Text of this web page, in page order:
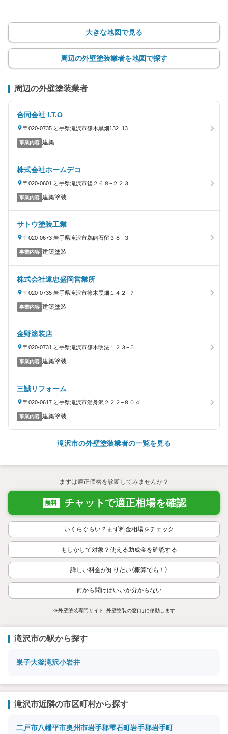
大きな地図で見る
周辺の外壁塗装業者を地図で探す
周辺の外壁塗装業者
合同会社 I.T.O
〒020-0735 岩手県滝沢市篠木黒畑132ｰ13
事業内容 建築
株式会社ホームデコ
〒020-0601 岩手県滝沢市後２６８−２２３
事業内容 建築塗装
サトウ塗装工業
〒020-0673 岩手県滝沢市鵜飼石留３８−３
事業内容 建築塗装
株式会社遠忠盛岡営業所
〒020-0735 岩手県滝沢市篠木黒畑１４２−７
事業内容 建築塗装
金野塗装店
〒020-0731 岩手県滝沢市篠木明法１２３−５
事業内容 建築塗装
三誠リフォーム
〒020-0617 岩手県滝沢市湯舟沢２２２−８０４
事業内容 建築塗装
滝沢市の外壁塗装業者の一覧を見る
まずは適正価格を診断してみませんか？
無料 チャットで適正相場を確認
いくらぐらい？まず料金相場をチェック
もしかして対象？使える助成金を確認する
詳しい料金が知りたい（概算でも！）
何から聞けばいいか分からない
※外壁塗装専門サイト「外壁塗装の窓口」に移動します
滝沢市の駅から探す
巣子大釜滝沢小岩井
滝沢市近隣の市区町村から探す
二戸市八幡平市奥州市岩手郡雫石町岩手郡岩手町